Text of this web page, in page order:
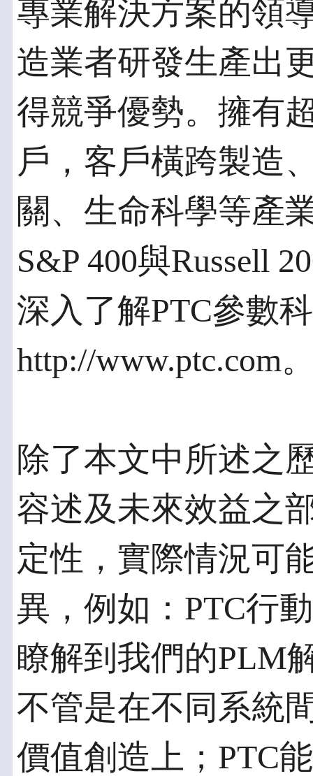
專業解決方案的領
造業者研發生產出
得競爭優勢。擁有
戶，客戶橫跨製造
關、生命科學等產
S&P 400與Russell
深入了解PTC參數
http://www.ptc.com
除了本文中所述之
容述及未來效益之
定性，實際情況可
異，例如：PTC行
瞭解到我們的PLM
不管是在不同系統
價值創造上；PTC